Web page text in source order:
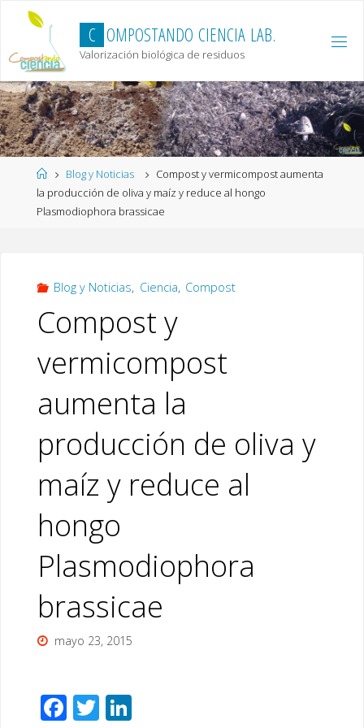
content
C OMPOSTANDO CIENCIA LAB.
Valorización biológica de residuos
HomeBlog y Noticias
Compost y vermicompost aumenta
la producción de oliva y maíz y reduce al hongo
Plasmodiophora brassicae
Blog y Noticias, Ciencia, Compost
Compost y
vermicompost
aumenta la
producción de oliva y
maíz y reduce al
hongo
Plasmodiophora
brassicae
mayo 23, 2015
F T Li